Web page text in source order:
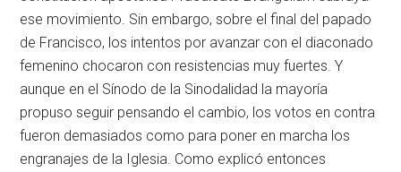
ese movimiento. Sin embargo, sobre el final del papado
de Francisco, los intentos por avanzar con el diaconado
femenino chocaron con resistencias muy fuertes. Y
aunque en el Sínodo de la Sinodalidad la mayoría
propuso seguir pensando el cambio, los votos en contra
fueron demasiados como para poner en marcha los
engranajes de la Iglesia. Como explicó entonces